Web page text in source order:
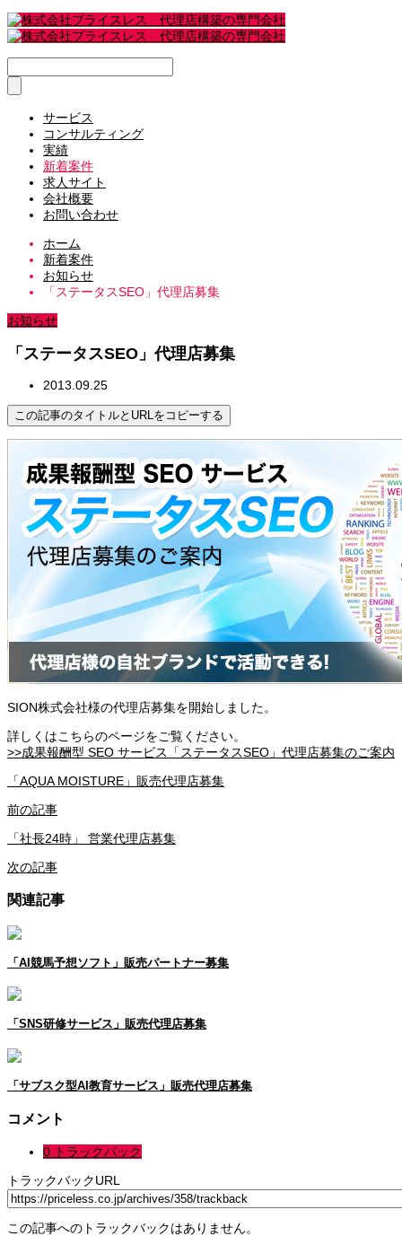
サービス
コンサルティング
実績
新着案件
求人サイト
会社概要
お問い合わせ
ホーム
新着案件
お知らせ
「ステータスSEO」代理店募集
お知らせ
「ステータスSEO」代理店募集
2013.09.25
この記事のタイトルとURLをコピーする
SION株式会社様の代理店募集を開始しました。
詳しくはこちらのページをご覧ください。
>>成果報酬型 SEO サービス「ステータスSEO」代理店募集のご案内
「AQUA MOISTURE」販売代理店募集
前の記事
「社長24時」 営業代理店募集
次の記事
関連記事
「AI競馬予想ソフト」販売パートナー募集
「SNS研修サービス」販売代理店募集
「サブスク型AI教育サービス」販売代理店募集
コメント
0 トラックバック
トラックバックURL
この記事へのトラックバックはありません。